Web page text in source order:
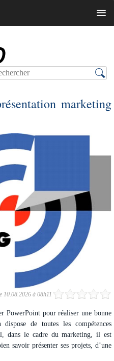
marketing
10.08.2026 à 08h11
PowerPoint pour réaliser une bonne
de toutes les compétences
dans le cadre du marketing, il est
savoir présenter ses projets, d’une